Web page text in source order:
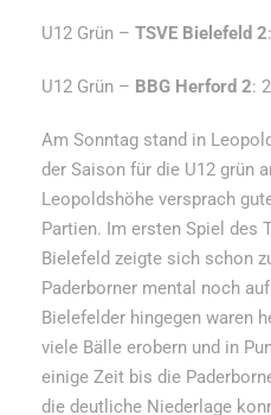
U12 Grün – TSVE Bielefeld 2
U12 Grün – BBG Herford 2:
Am Sonntag stand in
der Saison für die U12 grün
Leopoldshöhe versprach
Partien. Im ersten Spiel des
Bielefeld zeigte sich schon
Paderborner mental noch
Bielefelder hingegen waren
viele Bälle erobern und in
einige Zeit bis die
die deutliche Niederlage